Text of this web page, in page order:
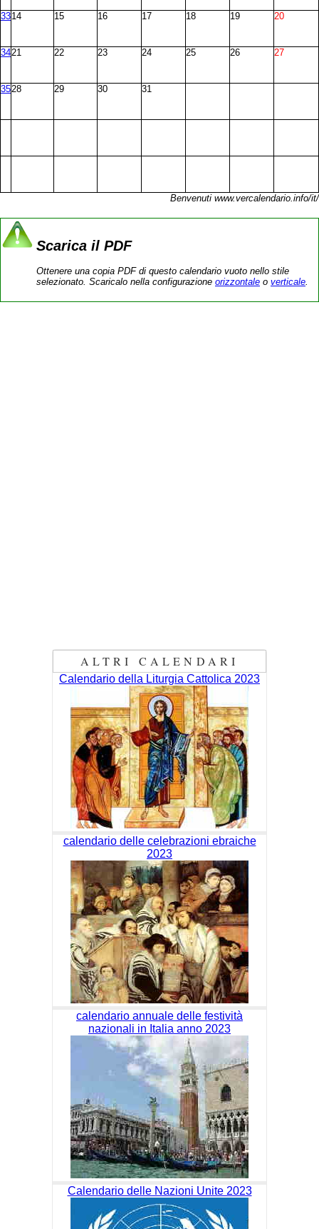
3314 15 16 17 18 19 20
3421 22 23 24 25 26 27
3528 29 30 31
Benvenuti www.vercalendario.info/it/
Scarica il PDF
Ottenere una copia PDF di questo calendario vuoto nello stile
selezionato. Scaricalo nella configurazione orizzontale o verticale.
ALTRI CALENDARI
Calendario della Liturgia Cattolica 2023
calendario delle celebrazioni ebraiche
2023
calendario annuale delle festività
nazionali in Italia anno 2023
Calendario delle Nazioni Unite 2023